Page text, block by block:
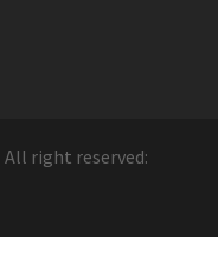
All right reserved: